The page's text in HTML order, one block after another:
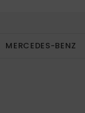
MERCEDES-BENZ